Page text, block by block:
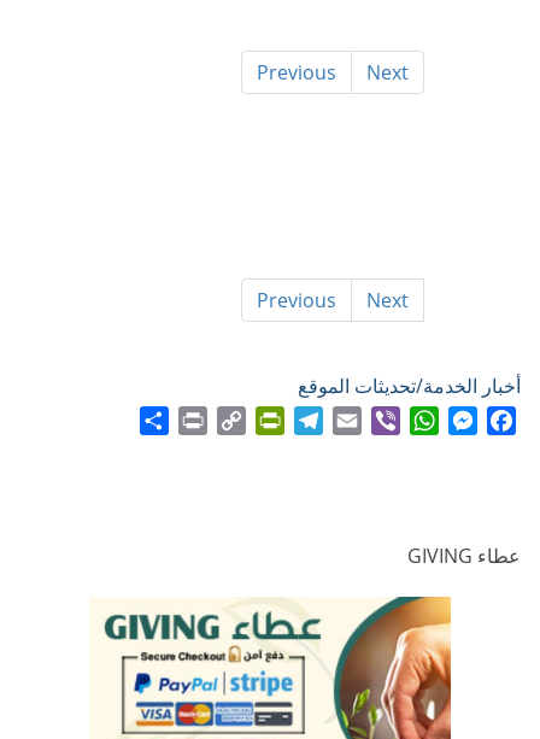
Previous Next
Previous Next
أخبار الخدمة/تحديثات الموقع
عطاء GIVING